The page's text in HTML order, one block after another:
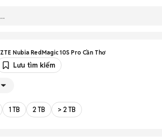
ZTE Nubia RedMagic 10S Pro Cần Thơ
Lưu tìm kiếm
1 TB 2 TB > 2 TB